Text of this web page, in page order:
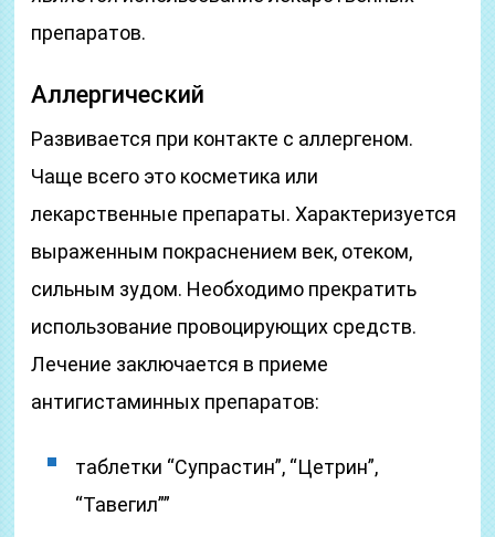
препаратов.
Аллергический
Развивается при контакте с аллергеном.
Чаще всего это косметика или
лекарственные препараты. Характеризуется
выраженным покраснением век, отеком,
сильным зудом. Необходимо прекратить
использование провоцирующих средств.
Лечение заключается в приеме
антигистаминных препаратов:
таблетки “Супрастин”, “Цетрин”,
“Тавегил””